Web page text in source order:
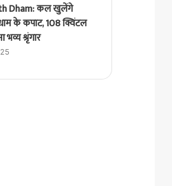
Dham: कल खुलेंगे
के कपाट, 108 क्विंटल
श्रृंगार